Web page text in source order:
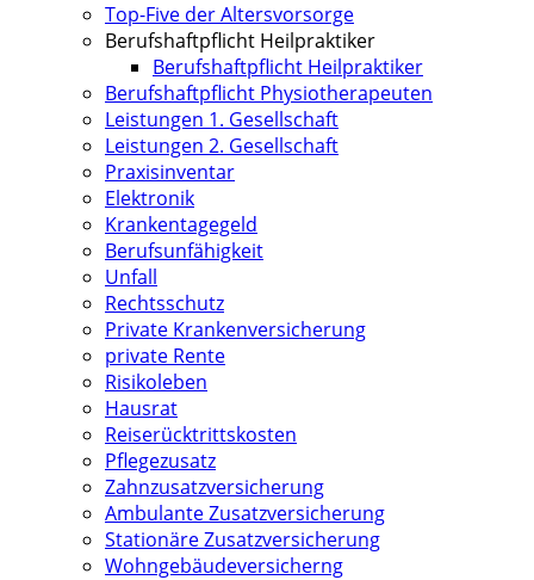
Top-Five der Altersvorsorge
Berufshaftpflicht Heilpraktiker
Berufshaftpflicht Heilpraktiker
Berufshaftpflicht Physiotherapeuten
Leistungen 1. Gesellschaft
Leistungen 2. Gesellschaft
Praxisinventar
Elektronik
Krankentagegeld
Berufsunfähigkeit
Unfall
Rechtsschutz
Private Krankenversicherung
private Rente
Risikoleben
Hausrat
Reiserücktrittskosten
Pflegezusatz
Zahnzusatzversicherung
Ambulante Zusatzversicherung
Stationäre Zusatzversicherung
Wohngebäudeversicherng